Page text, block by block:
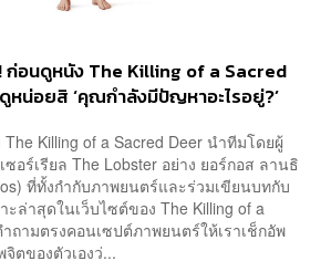
ก่อนดูหนัง The Killing of a Sacred
น่อยสิ ‘คุณกำลังมีปัญหาอะไรอยู่?’
Killing of a Sacred Deer นำทีมโดยผู้
อร์เรียล The Lobster อย่าง ยอร์กอส ลานธิ
ที่ทั้งกำกับภาพยนตร์และร่วมเขียนบทกับ
ะล่าสุดในเว็บไซต์ของ The Killing of a
ถามตรงคอนเซปต์ภาพยนตร์ให้เราเช็กอัพ
ตของตัวเองว่...